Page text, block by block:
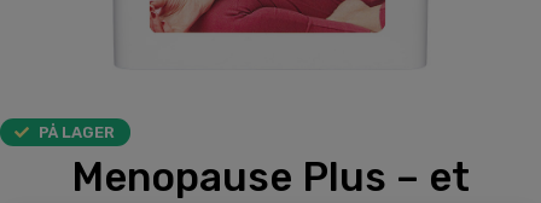
PÅ LAGER
Menopause Plus – et